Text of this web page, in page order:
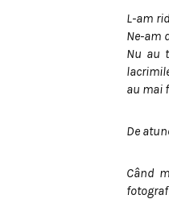
L-am
Ne-am
Nu au
au mai
De
Când